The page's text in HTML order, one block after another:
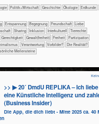
​​​​​​​​​Politik+​Wirtschaft ​​​​​​​​Geschichte ​​​​​​​​Ökologie ​​​​​Erdkunde
​​​​​​​​​​​​​Entspannung ​​​​​​​​​​​​Begegnung ​​​​​​​​​​​​Freundschaft
​​​​​​​​​​​​Liebe
​​​​​​​​​​Sharing ​​​​​​​​Inklusion ​​​​​​​​Interkulturell
​​​​​​​​Tierrechte
​​​​Gerechtigkeit ​​​​Gewalt(freiheit) ​​​Freiheit
​​​Partizipation
​​Verantwortung ​​Vorbilder?
​Die Realität?
Meilensteine
>> ▶ 20´ DmdU REPLIKA – Ich liebe
eine Künstliche Intelligenz und
(Business Insider)
Die App, die dich liebt - Mitte 2025 ca. 40